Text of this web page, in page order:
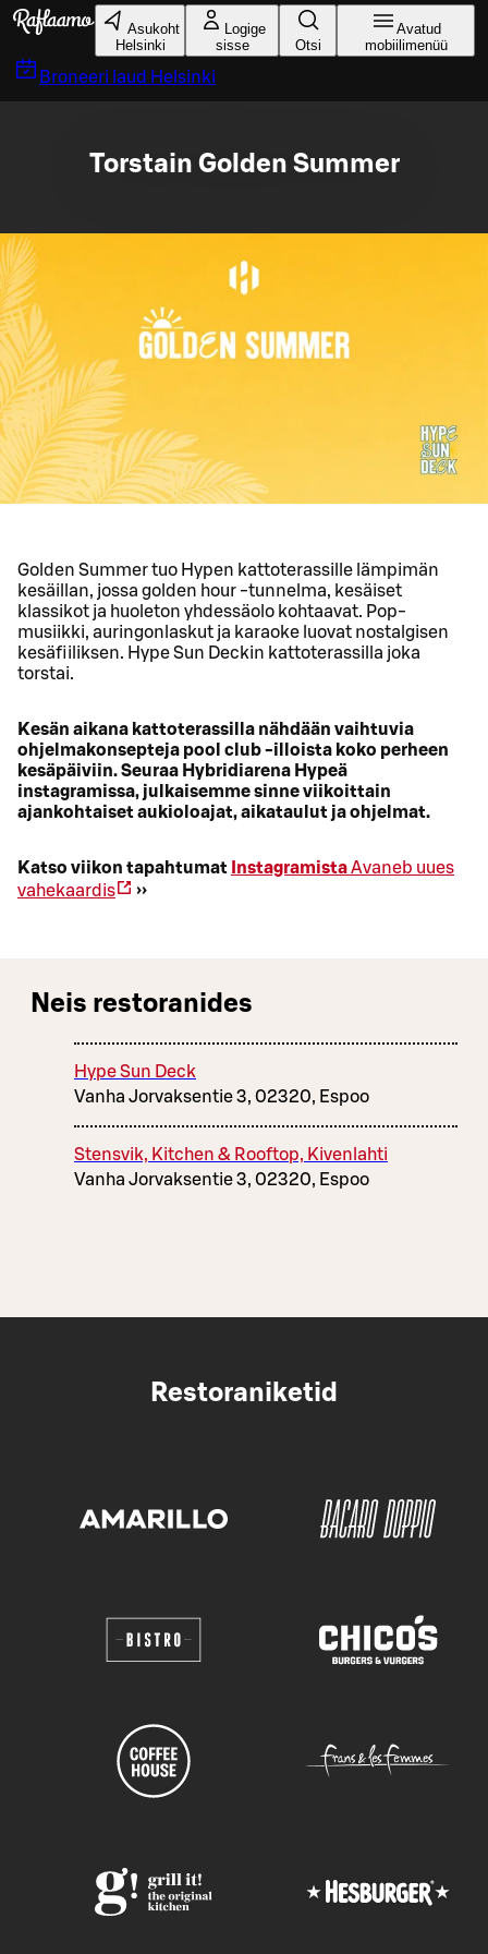
Liigu peamise sisu juurde
Asukoht
Helsinki
Logige
sisse
Otsi
Avatud
mobiilimenüü
Broneeri laud Helsinki
Torstain Golden Summer
Golden Summer tuo Hypen kattoterassille lämpimän
kesäillan, jossa golden hour -tunnelma, kesäiset
klassikot ja huoleton yhdessäolo kohtaavat. Pop-
musiikki, auringonlaskut ja karaoke luovat nostalgisen
kesäfiiliksen. Hype Sun Deckin kattoterassilla joka
torstai.
Kesän aikana kattoterassilla nähdään vaihtuvia
ohjelmakonsepteja pool club -illoista koko perheen
kesäpäiviin. Seuraa Hybridiarena Hypeä
instagramissa, julkaisemme sinne viikoittain
ajankohtaiset aukioloajat, aikataulut ja ohjelmat.
Katso viikon tapahtumat InstagramistaAvaneb uues
vahekaardis
››
Neis restoranides
Hype Sun Deck
Vanha Jorvaksentie 3, 02320, Espoo
Stensvik, Kitchen & Rooftop, Kivenlahti
Vanha Jorvaksentie 3, 02320, Espoo
Restoraniketid